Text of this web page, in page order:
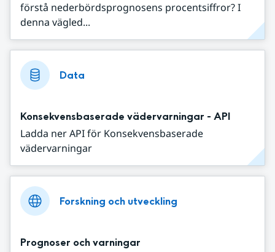
förstå nederbördsprognosens procentsiffror? I
denna vägled...
Data
Konsekvensbaserade vädervarningar - API
Ladda ner API för Konsekvensbaserade
vädervarningar
Forskning och utveckling
Prognoser och varningar